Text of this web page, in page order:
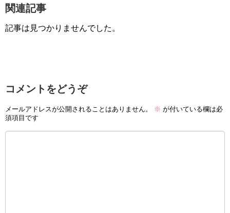
関連記事
記事は見つかりませんでした。
コメントをどうぞ
メールアドレスが公開されることはありません。 ※ が付いている欄は必
須項目です